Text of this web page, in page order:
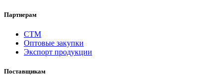
Партнерам
СТМ
Оптовые закупки
Экспорт продукции
Поставщикам